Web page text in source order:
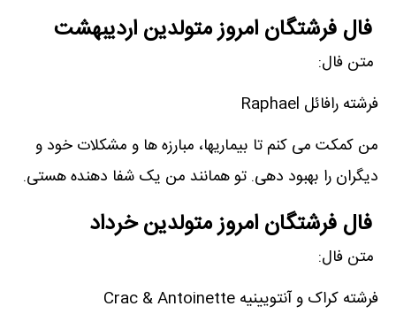
فال فرشتگان امروز متولدین اردیبهشت
متن فال:
فرشته رافائل Raphael
من کمکت می کنم تا بیماریها، مبارزه ها و مشکلات خود و
دیگران را بهبود دهی. تو همانند من یک شفا دهنده هستی.
فال فرشتگان امروز متولدین خرداد
متن فال:
فرشته کراک و آنتویینیه Crac & Antoinette